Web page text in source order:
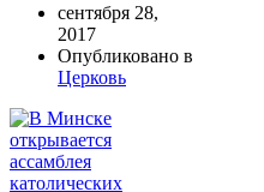
сентября 28,
2017
Опубликовано в
Церковь